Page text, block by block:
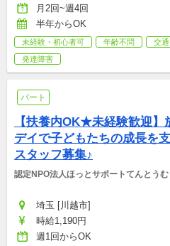
月2回~週4回
半年からOK
未経験・初心者可 年齢不問 交
発達障害
パート
【扶養内OK★未経験歓迎】
デイで子どもたちの成長を
スタッフ募集♪
認定NPO法人ほっとサポートてんとうむ
埼玉 [川越市]
時給1,190円
週1回からOK